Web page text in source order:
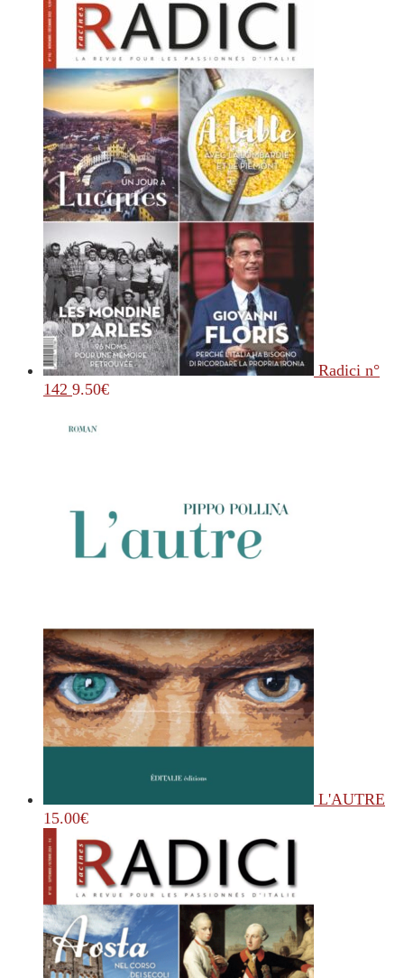
Radici n°
142 9.50€
L'AUTRE
15.00€